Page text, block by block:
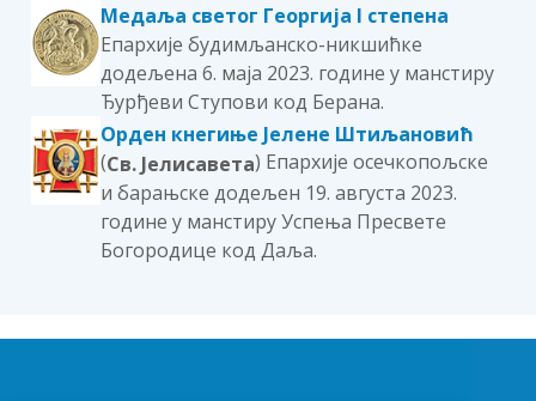
Медаља светог Георгија I степена
Епархије будимљанско-никшићке
додељена 6. маја 2023. године у манстиру
Ђурђеви Ступови код Берана.
Орден кнегиње Јелене Штиљановић
(Св. Јелисавета) Епархије осечкопољске
и барањске додељен 19. августа 2023.
године у манстиру Успења Пресвете
Богородице код Даља.